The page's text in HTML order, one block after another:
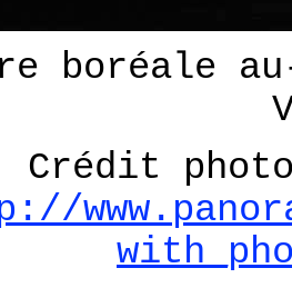
boréale
Crédit